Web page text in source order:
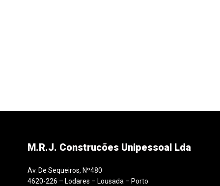
M.R.J. Construcões Unipessoal Lda
Av. De Sequeiros, Nº480
4620-226 – Lodares – Lousada – Porto